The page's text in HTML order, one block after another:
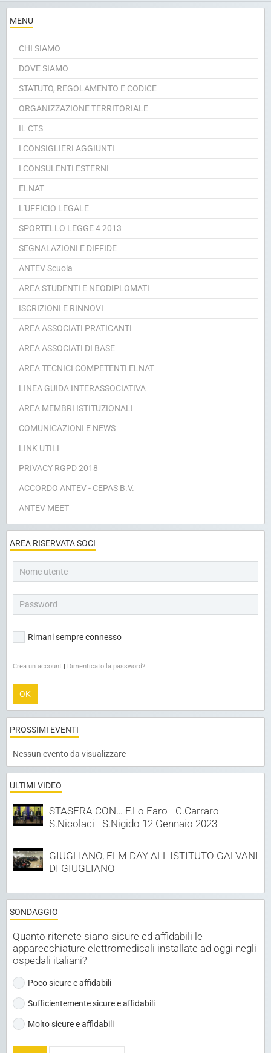
MENU
CHI SIAMO
DOVE SIAMO
STATUTO, REGOLAMENTO E CODICE
ORGANIZZAZIONE TERRITORIALE
IL CTS
I CONSIGLIERI AGGIUNTI
I CONSULENTI ESTERNI
ELNAT
L'UFFICIO LEGALE
SPORTELLO LEGGE 4 2013
SEGNALAZIONI E DIFFIDE
ANTEV Scuola
AREA STUDENTI E NEODIPLOMATI
ISCRIZIONI E RINNOVI
AREA ASSOCIATI PRATICANTI
AREA ASSOCIATI DI BASE
AREA TECNICI COMPETENTI ELNAT
LINEA GUIDA INTERASSOCIATIVA
AREA MEMBRI ISTITUZIONALI
COMUNICAZIONI E NEWS
LINK UTILI
PRIVACY RGPD 2018
ACCORDO ANTEV - CEPAS B.V.
ANTEV MEET
AREA RISERVATA SOCI
Rimani sempre connesso
Crea un account | Dimenticato la password?
OK
PROSSIMI EVENTI
Nessun evento da visualizzare
ULTIMI VIDEO
STASERA CON… F.Lo Faro - C.Carraro -
S.Nicolaci - S.Nigido 12 Gennaio 2023
GIUGLIANO, ELM DAY ALL'ISTITUTO GALVANI
DI GIUGLIANO
SONDAGGIO
Quanto ritenete siano sicure ed affidabili le
apparecchiature elettromedicali installate ad oggi negli
ospedali italiani?
Poco sicure e affidabili
Sufficientemente sicure e affidabili
Molto sicure e affidabili